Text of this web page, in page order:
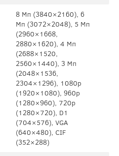
8 Mп (3840×2160), 6
Mп (3072×2048), 5 Mп
(2960×1668,
2880×1620), 4 Mп
(2688×1520,
2560×1440), 3 Mп
(2048×1536,
2304×1296), 1080p
(1920×1080), 960p
(1280×960), 720p
(1280×720), D1
(704×576), VGA
(640×480), CIF
(352×288)